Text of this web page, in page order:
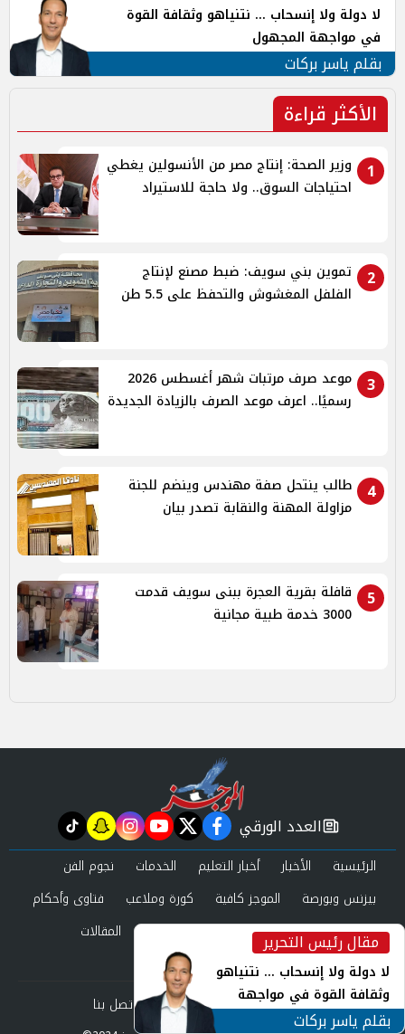
لا دولة ولا إنسحاب ... نتنياهو وثقافة القوة
في مواجهة المجهول
بقلم ياسر بركات
الأكثر قراءة
1
وزير الصحة: إنتاج مصر من الأنسولين يغطي
احتياجات السوق.. ولا حاجة للاستيراد
2
تموين بني سويف: ضبط مصنع لإنتاج
الفلفل المغشوش والتحفظ على 5.5 طن
3
موعد صرف مرتبات شهر أغسطس 2026
رسميًا.. اعرف موعد الصرف بالزيادة الجديدة
4
طالب ينتحل صفة مهندس وينضم للجنة
مزاولة المهنة والنقابة تصدر بيان
5
قافلة بقرية العجرة ببنى سويف قدمت
3000 خدمة طبية مجانية
مقال رئيس التحرير
لا دولة ولا إنسحاب ... نتنياهو
وثقافة القوة في مواجهة
المجهول
بقلم ياسر بركات
newspaper
العدد الورقي facebook
twitter
youtube
instagram
snapchat
tiktok
الرئيسية الأخبار أخبار التعليم الخدمات
نجوم الفن
بيزنس وبورصة
الموجز كافية كورة وملاعب
فتاوى وأحكام
صحة وجمال
عرب وعالم حوادث ومحاكم
المقالات
العدد الورقي
من نحن
سياسة الخصوصية اتصل بنا